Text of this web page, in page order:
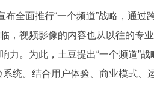
全面推行“一个频道”战略，通过
视频影像的内容也从以往的专
。为此，土豆提出“一个频道”
统。结合用户体验、商业模式、